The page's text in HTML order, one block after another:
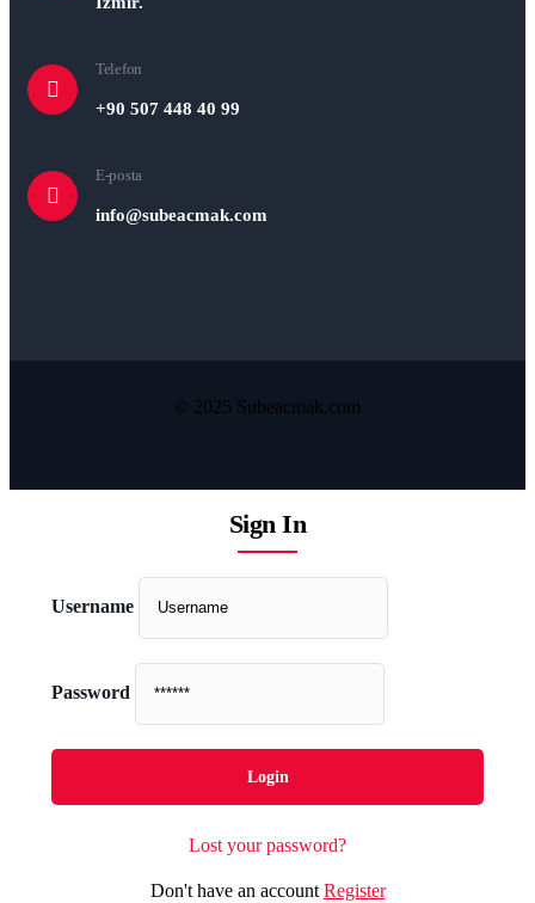
Telefon
+90 507 448 40 99
E-posta
info@subeacmak.com
© 2025 Subeacmak.com
Sign In
Username
Password
Lost your password?
Don't have an account Register